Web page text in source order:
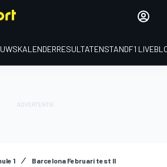
KALENDERRESULTATENSTANDF1
1 Barcelona Februari test II